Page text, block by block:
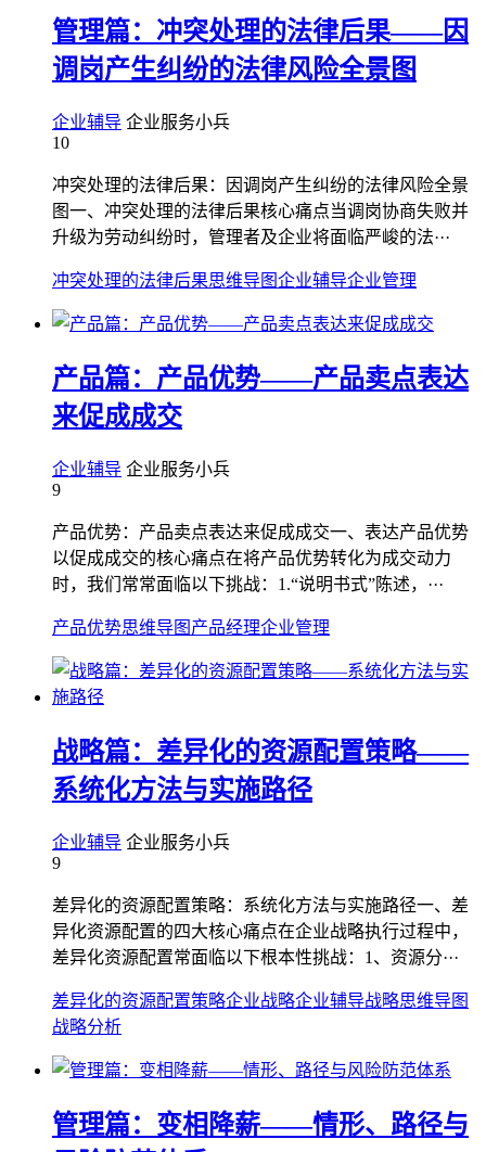
管理篇：冲突处理的法律后果——因
调岗产生纠纷的法律风险全景图
企业辅导 企业服务小兵
10
冲突处理的法律后果：因调岗产生纠纷的法律风险全景
图一、冲突处理的法律后果核心痛点当调岗协商失败并
升级为劳动纠纷时，管理者及企业将面临严峻的法···
冲突处理的法律后果思维导图企业辅导企业管理
产品篇：产品优势——产品卖点表达
来促成成交
企业辅导 企业服务小兵
9
产品优势：产品卖点表达来促成成交一、表达产品优势
以促成成交的核心痛点在将产品优势转化为成交动力
时，我们常常面临以下挑战：1.“说明书式”陈述，···
产品优势思维导图 产品经理企业管理
战略篇：差异化的资源配置策略——
系统化方法与实施路径
企业辅导 企业服务小兵
9
差异化的资源配置策略：系统化方法与实施路径一、差
异化资源配置的四大核心痛点在企业战略执行过程中，
差异化资源配置常面临以下根本性挑战：1、资源分···
差异化的资源配置策略企业战略企业辅导战略思维导图
战略分析
管理篇：变相降薪——情形、路径与